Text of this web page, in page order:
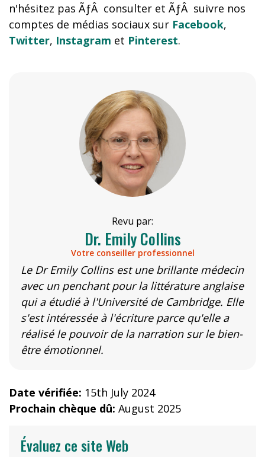
n'hésitez pas ÃƒÂ consulter et ÃƒÂ suivre nos
comptes de médias sociaux sur Facebook,
Twitter, Instagram et Pinterest.
Revu par:
Dr. Emily Collins
Votre conseiller professionnel
Le Dr Emily Collins est une brillante médecin
avec un penchant pour la littérature anglaise
qui a étudié à l'Université de Cambridge. Elle
s'est intéressée à l'écriture parce qu'elle a
réalisé le pouvoir de la narration sur le bien-
être émotionnel.
Date vérifiée: 15th July 2024
Prochain chèque dû: August 2025
Évaluez ce site Web